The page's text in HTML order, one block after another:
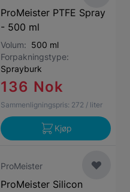
ProMeister PTFE Spray
- 500 ml
Volum: 500 ml
Forpakningstype:
Sprayburk
136 Nok
Sammenligningspris: 272 / liter
Kjøp
ProMeister
ProMeister Silicon